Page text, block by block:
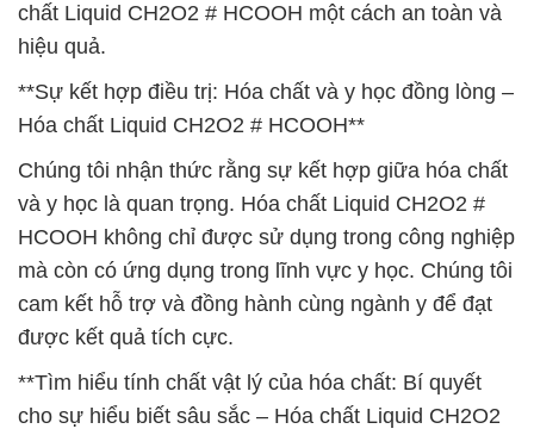
chất Liquid CH2O2 # HCOOH một cách an toàn và
hiệu quả.
**Sự kết hợp điều trị: Hóa chất và y học đồng lòng –
Hóa chất Liquid CH2O2 # HCOOH**
Chúng tôi nhận thức rằng sự kết hợp giữa hóa chất
và y học là quan trọng. Hóa chất Liquid CH2O2 #
HCOOH không chỉ được sử dụng trong công nghiệp
mà còn có ứng dụng trong lĩnh vực y học. Chúng tôi
cam kết hỗ trợ và đồng hành cùng ngành y để đạt
được kết quả tích cực.
**Tìm hiểu tính chất vật lý của hóa chất: Bí quyết
cho sự hiểu biết sâu sắc – Hóa chất Liquid CH2O2